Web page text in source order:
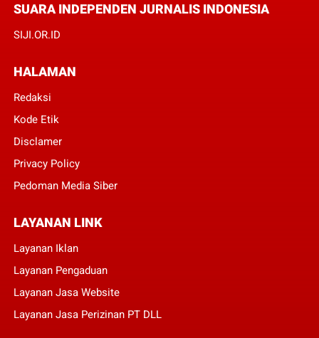
SUARA INDEPENDEN JURNALIS INDONESIA
SIJI.OR.ID
HALAMAN
Redaksi
Kode Etik
Disclamer
Privacy Policy
Pedoman Media Siber
LAYANAN LINK
Layanan Iklan
Layanan Pengaduan
Layanan Jasa Website
Layanan Jasa Perizinan PT DLL